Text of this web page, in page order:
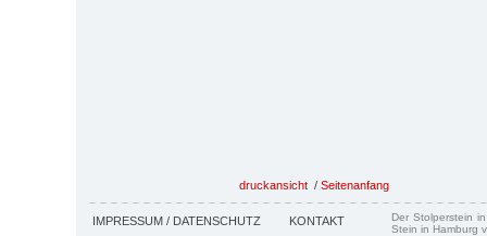
druckansicht / Seitenanfang
IMPRESSUM / DATENSCHUTZ KONTAKT
Der Stolperstein
Stein in Hamburg